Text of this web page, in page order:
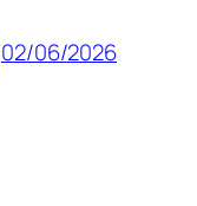
02/06/2026